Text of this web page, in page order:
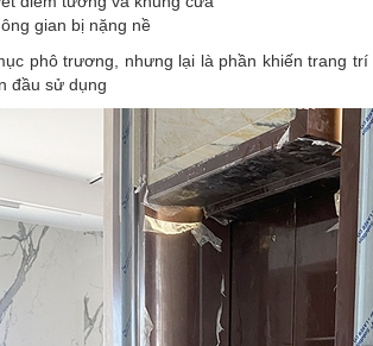
gian bị nặng nề
phô trương, nhưng lại là phần khiến trang
đầu sử dụng